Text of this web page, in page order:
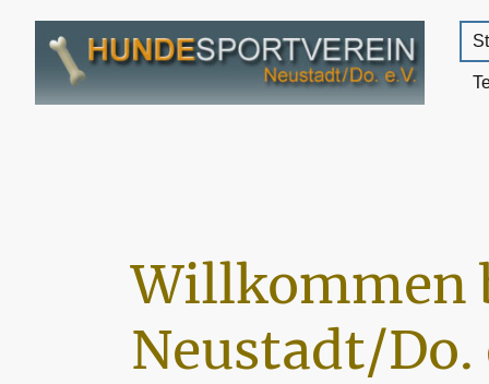
Willkommen
Neustadt/Do.